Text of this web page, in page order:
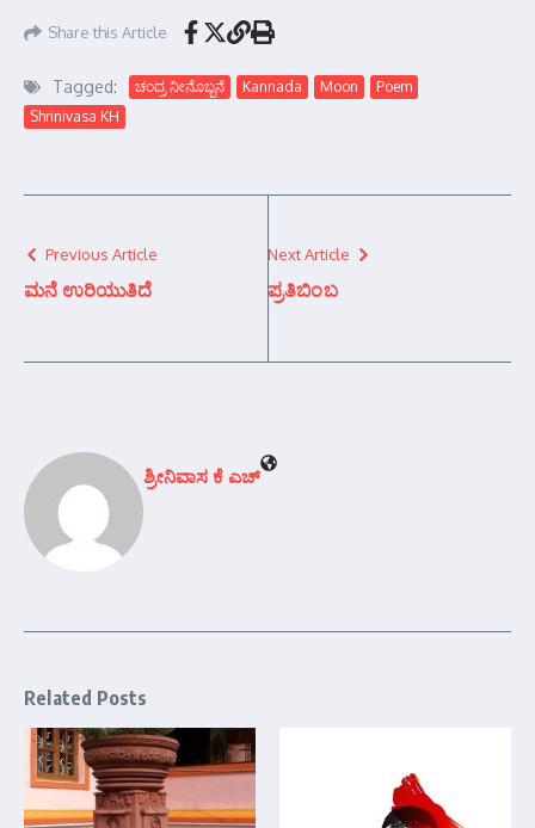
Share this Article
Tagged: ಚಂದ್ರ ನೀನೊಬ್ಬನೆ Kannada Moon
Poem
Shrinivasa KH
Previous Article
ಮನೆ ಉರಿಯುತಿದೆ
Next Article
ಪ್ರತಿಬಿಂಬ
ಶ್ರೀನಿವಾಸ ಕೆ ಎಚ್
Related Posts